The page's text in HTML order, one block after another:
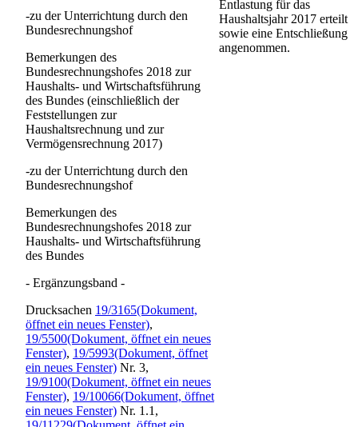
-zu der Unterrichtung durch den
Bundesrechnungshof
Bemerkungen des
Bundesrechnungshofes 2018 zur
Haushalts- und Wirtschaftsführung
des Bundes (einschließlich der
Feststellungen zur
Haushaltsrechnung und zur
Vermögensrechnung 2017)
-zu der Unterrichtung durch den
Bundesrechnungshof
Bemerkungen des
Bundesrechnungshofes 2018 zur
Haushalts- und Wirtschaftsführung
des Bundes
- Ergänzungsband -
Drucksachen 19/3165(Dokument,
öffnet ein neues Fenster),
19/5500(Dokument, öffnet ein neues
Fenster), 19/5993(Dokument, öffnet
ein neues Fenster) Nr. 3,
19/9100(Dokument, öffnet ein neues
Fenster), 19/10066(Dokument, öffnet
ein neues Fenster) Nr. 1.1,
Entlastung für das
Haushaltsjahr 2017 erteilt
sowie eine Entschließung
angenommen.